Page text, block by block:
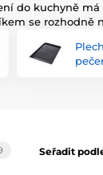
do kuchyně
se rozhodně
Seřadit